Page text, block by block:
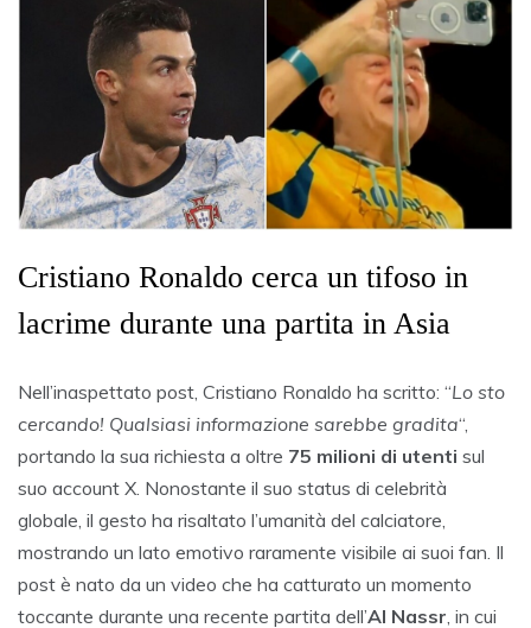
Cristiano Ronaldo cerca un tifoso in
lacrime durante una partita in Asia
Nell’inaspettato post, Cristiano Ronaldo ha scritto: “Lo sto
cercando! Qualsiasi informazione sarebbe gradita“,
portando la sua richiesta a oltre 75 milioni di utenti sul
suo account X. Nonostante il suo status di celebrità
globale, il gesto ha risaltato l’umanità del calciatore,
mostrando un lato emotivo raramente visibile ai suoi fan. Il
post è nato da un video che ha catturato un momento
toccante durante una recente partita dell’Al Nassr, in cui